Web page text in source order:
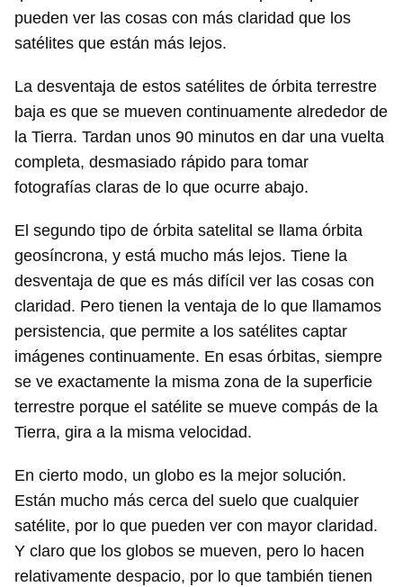
pueden ver las cosas con más claridad que los
satélites que están más lejos.
La desventaja de estos satélites de órbita terrestre
baja es que se mueven continuamente alrededor de
la Tierra. Tardan unos 90 minutos en dar una vuelta
completa, desmasiado rápido para tomar
fotografías claras de lo que ocurre abajo.
El segundo tipo de órbita satelital se llama órbita
geosíncrona, y está mucho más lejos. Tiene la
desventaja de que es más difícil ver las cosas con
claridad. Pero tienen la ventaja de lo que llamamos
persistencia, que permite a los satélites captar
imágenes continuamente. En esas órbitas, siempre
se ve exactamente la misma zona de la superficie
terrestre porque el satélite se mueve compás de la
Tierra, gira a la misma velocidad.
En cierto modo, un globo es la mejor solución.
Están mucho más cerca del suelo que cualquier
satélite, por lo que pueden ver con mayor claridad.
Y claro que los globos se mueven, pero lo hacen
relativamente despacio, por lo que también tienen